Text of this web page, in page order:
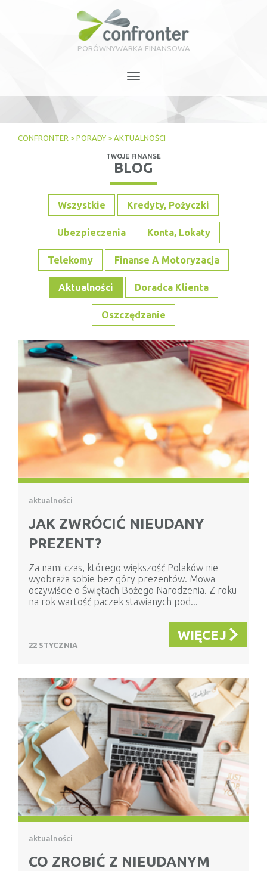
PORÓWNYWARKA FINANSOWA
navigation
CONFRONTER > PORADY > AKTUALNOŚCI
TWOJE FINANSE
BLOG
Wszystkie Kredyty, Pożyczki
Ubezpieczenia Konta, Lokaty
Telekomy Finanse A Motoryzacja
Aktualności Doradca Klienta
Oszczędzanie
aktualności
JAK ZWRÓCIĆ NIEUDANY
PREZENT?
Za nami czas, którego większość Polaków nie
wyobraża sobie bez góry prezentów. Mowa
oczywiście o Świętach Bożego Narodzenia. Z roku
na rok wartość paczek stawianych pod...
22 STYCZNIA
WIĘCEJ
aktualności
CO ZROBIĆ Z NIEUDANYM